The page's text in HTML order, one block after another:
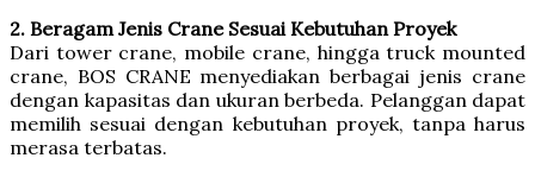
2. Beragam Jenis Crane Sesuai Kebutuhan Proyek
Dari tower crane, mobile crane, hingga truck mounted
crane, BOS CRANE menyediakan berbagai jenis crane
dengan kapasitas dan ukuran berbeda. Pelanggan dapat
memilih sesuai dengan kebutuhan proyek, tanpa harus
merasa terbatas.